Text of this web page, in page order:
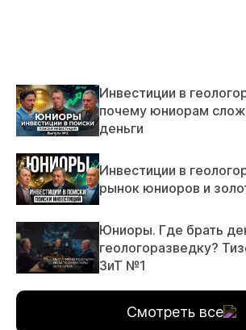
Инвестиции в
почему юниорам
деньги
Инвестиции в
рынок юниоров и
Юниоры. Где брать
геологоразведку?
ЗиТ №1
Смотреть все